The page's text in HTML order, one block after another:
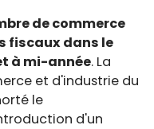
de commerce
fiscaux dans le
à mi-année. La
et d'industrie du
le
d'un